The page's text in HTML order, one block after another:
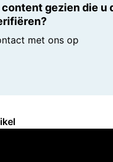
gezien die u
met ons op